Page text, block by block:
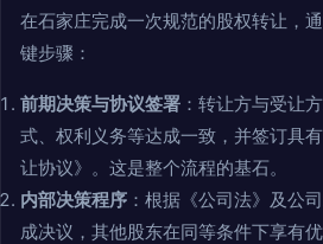
在石家庄完成一次规范的股权转让，
键步骤：
前期决策与协议签署 ：转让方与受让
式、权利义务等达成一致，并签订具
让协议》。这是整个流程的基石。
内部决策程序 ：根据《公司法》及公
成决议，其他股东在同等条件下享有